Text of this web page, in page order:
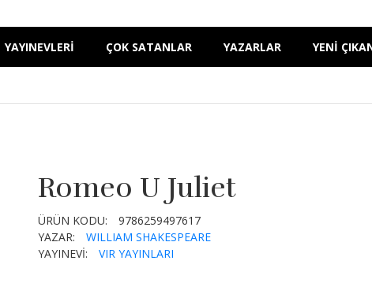
YAYINEVLERİ ÇOK SATANLAR YAZARLAR YENİ
Romeo U Juliet
ÜRÜN KODU:
9786259497617
YAZAR:
WILLIAM SHAKESPEARE
YAYINEVİ:
VIR YAYINLARI